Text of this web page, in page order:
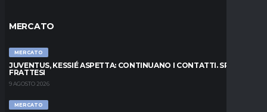
MERCATO
MERCATO
JUVENTUS, KESSIÉ ASPETTA: CONTINUANO I CONTATTI. SPUNTA
FRATTESI
9 AGOSTO 2026
MERCATO